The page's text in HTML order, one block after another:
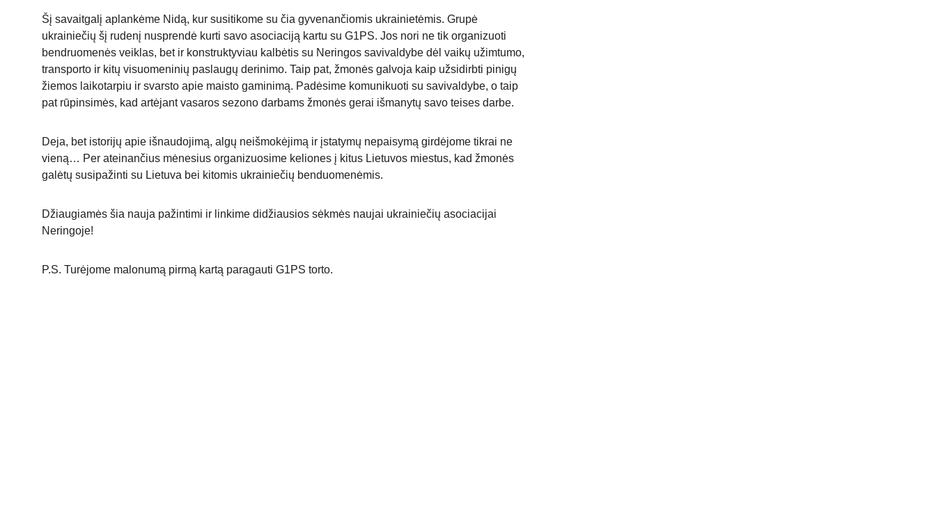
Šį savaitgalį aplankėme Nidą, kur susitikome su čia gyvenančiomis ukrainietėmis. Grupė
ukrainiečių šį rudenį nusprendė kurti savo asociaciją kartu su G1PS. Jos nori ne tik organizuoti
bendruomenės veiklas, bet ir konstruktyviau kalbėtis su Neringos savivaldybe dėl vaikų užimtumo,
transporto ir kitų visuomeninių paslaugų derinimo. Taip pat, žmonės galvoja kaip užsidirbti pinigų
žiemos laikotarpiu ir svarsto apie maisto gaminimą. Padėsime komunikuoti su savivaldybe, o taip
pat rūpinsimės, kad artėjant vasaros sezono darbams žmonės gerai išmanytų savo teises darbe.
Deja, bet istorijų apie išnaudojimą, algų neišmokėjimą ir įstatymų nepaisymą girdėjome tikrai ne
vieną… Per ateinančius mėnesius organizuosime keliones į kitus Lietuvos miestus, kad žmonės
galėtų susipažinti su Lietuva bei kitomis ukrainiečių benduomenėmis.
Džiaugiamės šia nauja pažintimi ir linkime didžiausios sėkmės naujai ukrainiečių asociacijai
Neringoje!
P.S. Turėjome malonumą pirmą kartą paragauti G1PS torto.